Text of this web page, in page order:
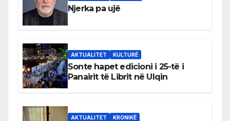
Njerka pa ujë
AKTUALITET KULTURË
Sonte hapet edicioni i 25-të i
Panairit të Librit në Ulqin
AKTUALITET KRONIKË